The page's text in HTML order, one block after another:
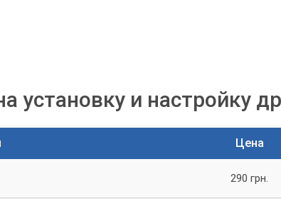
на Windows 7 зависит от конкретной проблемы и
установку и настройку
Цена
290 грн.